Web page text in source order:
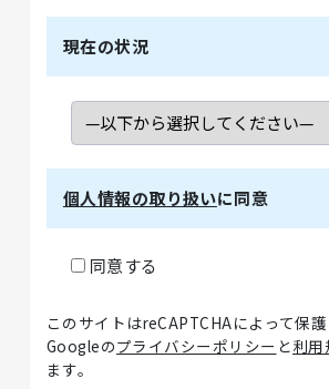
現在の状況
個人情報の取り扱いに同意
同意する
このサイトはreCAPTCHAによって保護
Googleのプライバシーポリシー と利用
ます。